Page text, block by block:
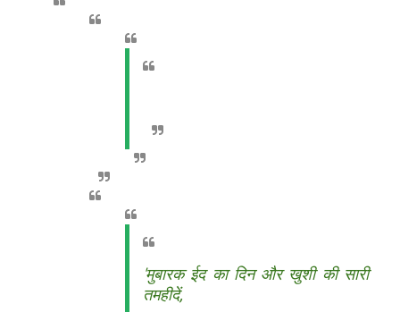
'मुबारक ईद का दिन और खुशी की सारी
तमहीदें,